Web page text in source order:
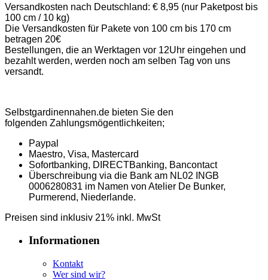
Versandkosten nach Deutschland: € 8,95 (nur Paketpost bis
100 cm / 10 kg)
Die Versandkosten für Pakete von 100 cm bis 170 cm
betragen 20€
Bestellungen, die an Werktagen vor 12Uhr eingehen und
bezahlt werden, werden noch am selben Tag von uns
versandt.
Selbstgardinennahen.de bieten Sie den
folgenden Zahlungsmögentlichkeiten;
Paypal
Maestro, Visa, Mastercard
Sofortbanking, DIRECTBanking, Bancontact
​Überschreibung via die Bank am NL02 INGB
0006280831 im Namen von Atelier De Bunker,
Purmerend, Niederlande.
Preisen sind inklusiv 21% inkl. MwSt
Informationen
Kontakt
Wer sind wir?